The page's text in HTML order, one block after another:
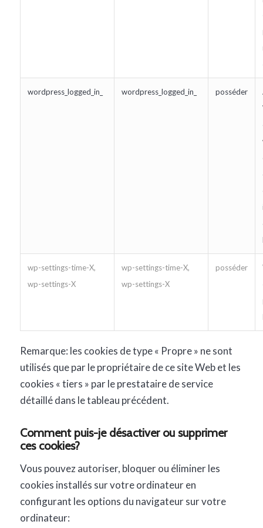
wordpress_logged_in_ wordpress_logged_in_ posséder
wp-settings-time-X,
wp-settings-X
wp-settings-time-X,
wp-settings-X
posséder
Remarque: les cookies de type « Propre » ne sont
utilisés que par le propriétaire de ce site Web et les
cookies « tiers » par le prestataire de service
détaillé dans le tableau précédent.
Comment puis-je désactiver ou supprimer
ces cookies?
Vous pouvez autoriser, bloquer ou éliminer les
cookies installés sur votre ordinateur en
configurant les options du navigateur sur votre
ordinateur: